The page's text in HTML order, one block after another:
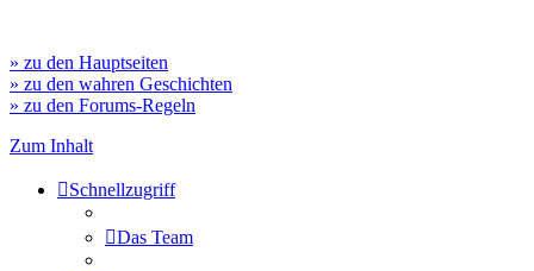
» zu den Hauptseiten
» zu den wahren Geschichten
» zu den Forums-Regeln
Zum Inhalt
Schnellzugriff
Das Team